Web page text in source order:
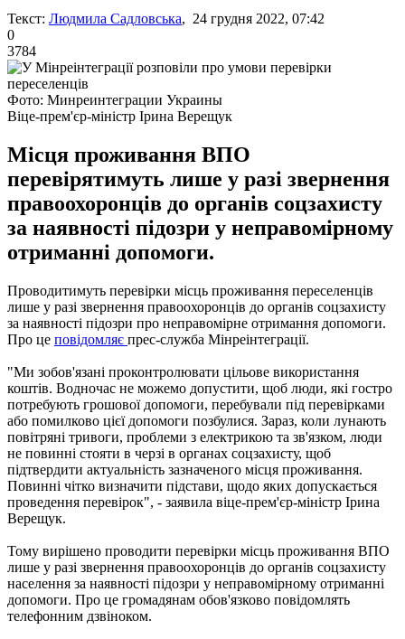
Текст: Людмила Садловська, 24 грудня 2022, 07:42
0
3784
Фото: Минреинтеграции Украины
Віце-прем'єр-міністр Ірина Верещук
Місця проживання ВПО
перевірятимуть лише у разі звернення
правоохоронців до органів соцзахисту
за наявності підозри у неправомірному
отриманні допомоги.
Проводитимуть перевірки місць проживання переселенців
лише у разі звернення правоохоронців до органів соцзахисту
за наявності підозри про неправомірне отримання допомоги.
Про це повідомляє прес-служба Мінреінтеграції.
"Ми зобов'язані проконтролювати цільове використання
коштів. Водночас не можемо допустити, щоб люди, які гостро
потребують грошової допомоги, перебували під перевірками
або помилково цієї допомоги позбулися. Зараз, коли лунають
повітряні тривоги, проблеми з електрикою та зв'язком, люди
не повинні стояти в черзі в органах соцзахисту, щоб
підтвердити актуальність зазначеного місця проживання.
Повинні чітко визначити підстави, щодо яких допускається
проведення перевірок", - заявила віце-прем'єр-міністр Ірина
Верещук.
Тому вирішено проводити перевірки місць проживання ВПО
лише у разі звернення правоохоронців до органів соцзахисту
населення за наявності підозри у неправомірному отриманні
допомоги. Про це громадянам обов'язково повідомлять
телефонним дзвіноком.